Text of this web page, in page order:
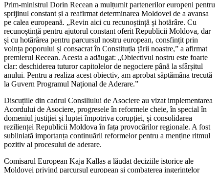
Prim-ministrul Dorin Recean a mulțumit partenerilor europeni pentru
sprijinul constant și a reafirmat determinarea Moldovei de a avansa
pe calea europeană. „Revin aici cu recunoștință și hotărâre. Cu
recunoștință pentru ajutorul constant oferit Republicii Moldova, dar
și cu hotărârea pentru parcursul nostru european, consfințit prin
voința poporului și consacrat în Constituția țării noastre,” a afirmat
premierul Recean. Acesta a adăugat: „Obiectivul nostru este foarte
clar: deschiderea tuturor capitolelor de negociere până la sfârșitul
anului. Pentru a realiza acest obiectiv, am aprobat săptămâna trecută
la Guvern Programul Național de Aderare.”
Discuțiile din cadrul Consiliului de Asociere au vizat implementarea
Acordului de Asociere, progresele în reformele cheie, în special în
domeniul justiției și luptei împotriva corupției, și consolidarea
rezilienței Republicii Moldova în fața provocărilor regionale. A fost
subliniată importanța continuării reformelor pentru a menține ritmul
pozitiv al procesului de aderare.
Comisarul European Kaja Kallas a lăudat deciziile istorice ale
Moldovei privind parcursul european și combaterea ingerințelor